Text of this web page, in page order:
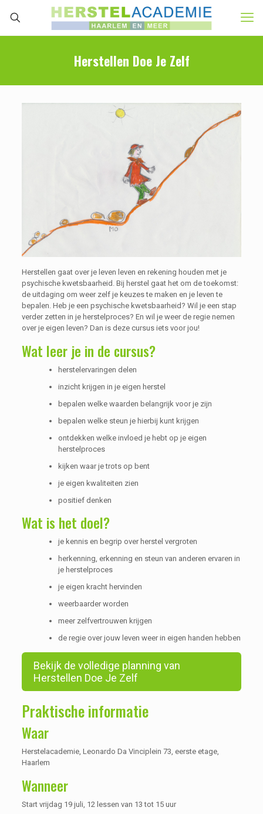
Herstellen Doe Je Zelf
Herstellen gaat over je leven leven en rekening houden met je
psychische kwetsbaarheid. Bij herstel gaat het om de toekomst:
de uitdaging om weer zelf je keuzes te maken en je leven te
bepalen. Heb je een psychische kwetsbaarheid? Wil je een stap
verder zetten in je herstelproces? En wil je weer de regie nemen
over je eigen leven? Dan is deze cursus iets voor jou!
Wat leer je in de cursus?
herstelervaringen delen
inzicht krijgen in je eigen herstel
bepalen welke waarden belangrijk voor je zijn
bepalen welke steun je hierbij kunt krijgen
ontdekken welke invloed je hebt op je eigen
herstelproces
kijken waar je trots op bent
je eigen kwaliteiten zien
positief denken
Wat is het doel?
je kennis en begrip over herstel vergroten
herkenning, erkenning en steun van anderen ervaren in
je herstelproces
je eigen kracht hervinden
weerbaarder worden
meer zelfvertrouwen krijgen
de regie over jouw leven weer in eigen handen hebben
Bekijk de volledige planning van
Herstellen Doe Je Zelf
Praktische informatie
Waar
Herstelacademie, Leonardo Da Vinciplein 73, eerste etage,
Haarlem
Wanneer
Start vrijdag 19 juli, 12 lessen van 13 tot 15 uur